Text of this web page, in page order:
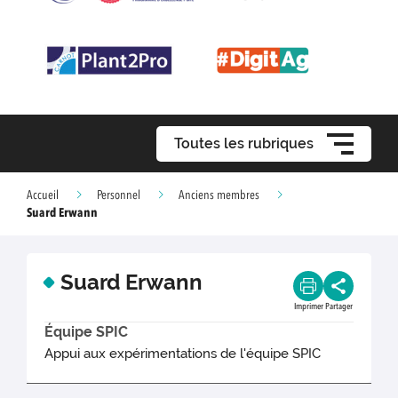
Toutes les rubriques
Accueil Personnel
Anciens membres
Suard Erwann
Suard Erwann
Imprimer Partager
Équipe SPIC
Appui aux expérimentations de l'équipe SPIC